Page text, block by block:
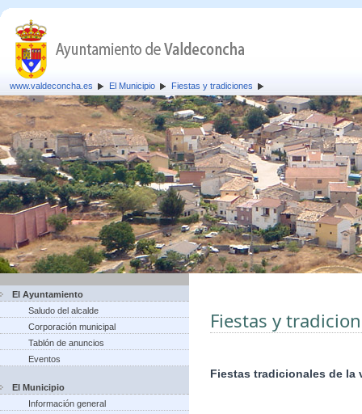
www.valdeconcha.es El Municipio Fiestas y tradiciones
El Ayuntamiento
Saludo del alcalde
Corporación municipal
Tablón de anuncios
Eventos
El Municipio
Información general
Fiestas y
Fiestas tradicionales de la